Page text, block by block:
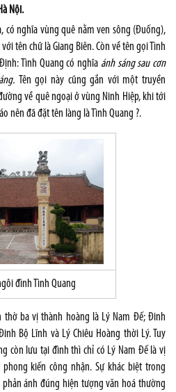
Nội.
có nghĩa vùng quê nằm ven sông (Đuống),
tên chữ là Giang Biên. Còn về tên gọi Tình
Tình Quang có nghĩa ánh sáng sau cơn
Tên gọi này cũng gắn với một truyền
về quê ngoại ở vùng Ninh Hiệp, khi tới
nên đã đặt tên làng là Tình Quang ?.
đình Tình Quang
thờ ba vị thành hoàng là Lý Nam Đế; Đinh
Bộ Lĩnh và Lý Chiêu Hoàng thời Lý. Tuy
còn lưu tại đình thì chỉ có Lý Nam Đế là vị
kiến công nhận. Sự khác biệt trong
ánh đúng hiện tượng văn hoá thường